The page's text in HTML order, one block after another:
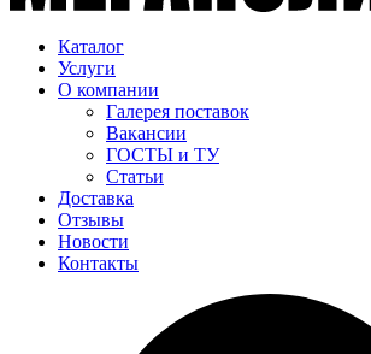
Каталог
Услуги
О компании
Галерея поставок
Вакансии
ГОСТЫ и ТУ
Статьи
Доставка
Отзывы
Новости
Контакты